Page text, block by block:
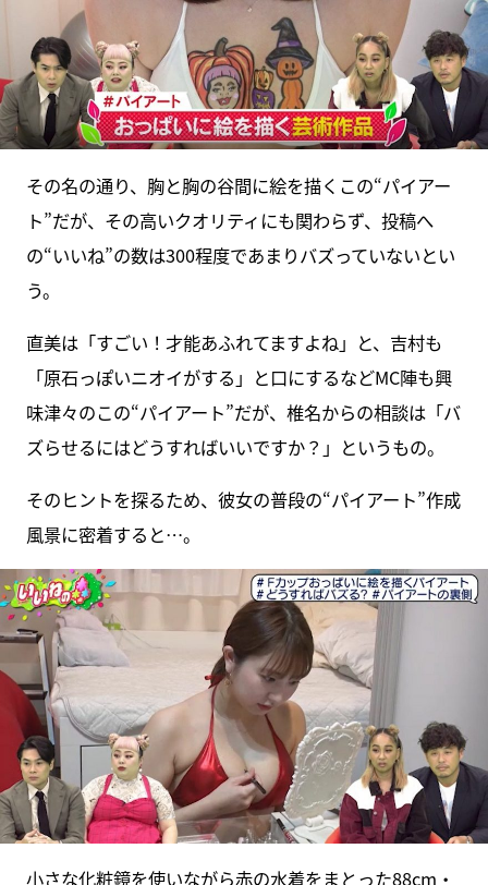
その名の通り、胸と胸の谷間に絵を描くこの“パイアー
ト”だが、その高いクオリティにも関わらず、投稿へ
の“いいね”の数は300程度であまりバズっていないとい
う。
直美は「すごい！才能あふれてますよね」と、吉村も
「原石っぽいニオイがする」と口にするなどMC陣も興
味津々のこの“パイアート”だが、椎名からの相談は「バ
ズらせるにはどうすればいいですか？」というもの。
そのヒントを探るため、彼女の普段の“パイアート”作成
風景に密着すると…。
小さな化粧鏡を使いながら赤の水着をまとった88cm・